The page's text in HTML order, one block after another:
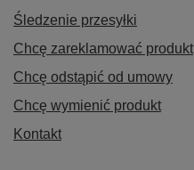
Śledzenie przesyłki
Chcę zareklamować produkt
Chcę odstąpić od umowy
Chcę wymienić produkt
Kontakt